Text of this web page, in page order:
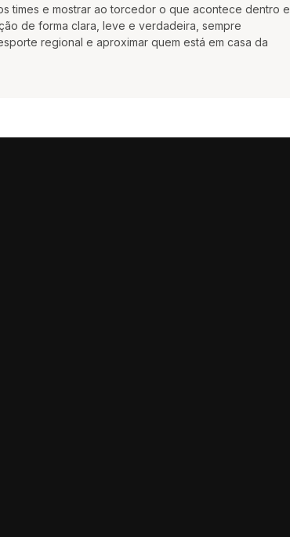
times e mostrar ao torcedor o que acontece dentro e
de forma clara, leve e verdadeira, sempre
regional e aproximar quem está em casa da